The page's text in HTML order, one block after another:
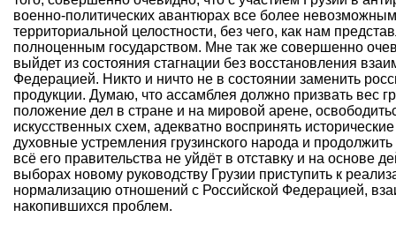
военно-политических авантюрах все более
территориальной целостности, без чего, как нам
полноценным государством. Мне так же совершенно
выйдет из состояния стагнации без восстановления
Федерацией. Никто и ничто не в состоянии заменить
продукции. Думаю, что ассамблея должно призвать вес
положение дел в стране и на мировой арене,
искусственных схем, адекватно воспринять
духовные устремления грузинского народа и
всё его правительства не уйдёт в отставку и на основе
выборах новому руководству Грузии приступить к
нормализацию отношений с Российской Федерацией,
накопившихся проблем.